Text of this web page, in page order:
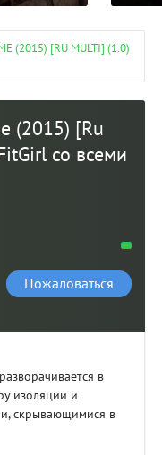
(2015) [RU MULTI] (1.0)
(2015) [Ru
со всеми
Пожаловаться
в
изоляции и
скрывающимися в
CLAIR OBSCUR: EXPEDITION 33
РУССКОМ НА ПК